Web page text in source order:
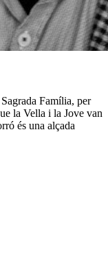
Família, per
la Vella i la Jove van
és una alçada